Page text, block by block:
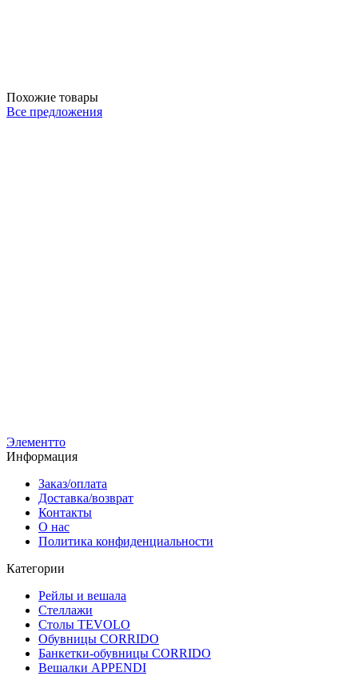
Похожие товары
Все предложения
Элементто
Информация
Заказ/оплата
Доставка/возврат
Контакты
О нас
Политика конфиденциальности
Категории
Рейлы и вешала
Стеллажи
Столы TEVOLO
Обувницы CORRIDO
Банкетки-обувницы CORRIDO
Вешалки APPENDI